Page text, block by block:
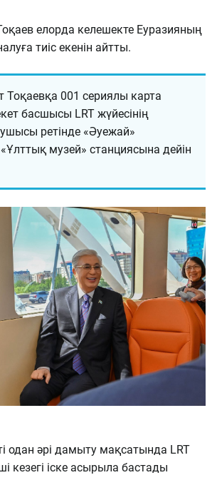
елорда келешекте Еуразияның
тиіс екенін айтты.
001 сериялы карта
басшысы LRT жүйесінің
ретінде «Әуежай»
музей» станциясына дейін
одан әрі дамыту мақсатында LRT
кезегі іске асырыла бастады